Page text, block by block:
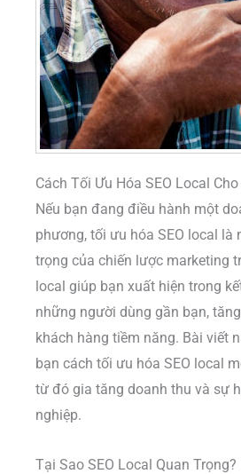
Cách Tối Ưu Hóa SEO Local
Nếu bạn đang điều hành một
phương, tối ưu hóa SEO local là
trọng của chiến lược marketing
local giúp bạn xuất hiện trong
những người dùng gần bạn,
khách hàng tiềm năng. Bài viết
bạn cách tối ưu hóa SEO local
từ đó gia tăng doanh thu và sự
nghiệp.
Tại Sao SEO Local Quan Trọng?